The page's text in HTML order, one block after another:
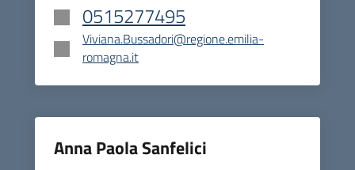
0515277495
Viviana.Bussadori@regione.emilia-
romagna.it
Anna Paola Sanfelici